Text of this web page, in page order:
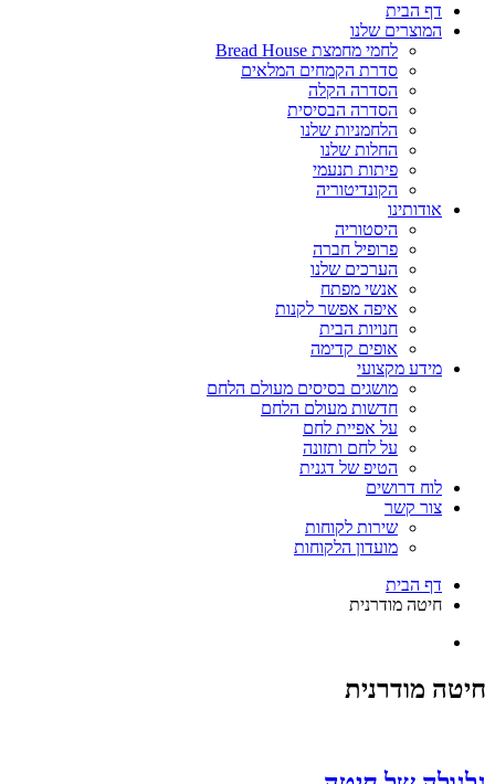
דף הבית
המוצרים שלנו
לחמי מחמצת Bread House
סדרת הקמחים המלאים
הסדרה הקלה
הסדרה הבסיסית
הלחמניות שלנו
החלות שלנו
פיתות תנעמי
הקונדיטוריה
אודותינו
היסטוריה
פרופיל חברה
הערכים שלנו
אנשי מפתח
איפה אפשר לקנות
חנויות הבית
אופים קדימה
מידע מקצועי
מושגים בסיסים מעולם הלחם
חדשות מעולם הלחם
על אפיית לחם
על לחם ותזונה
הטיפ של דגנית
לוח דרושים
צור קשר
שירות לקוחות
מועדון הלקוחות
דף הבית
חיטה מודרנית
חיטה מודרנית